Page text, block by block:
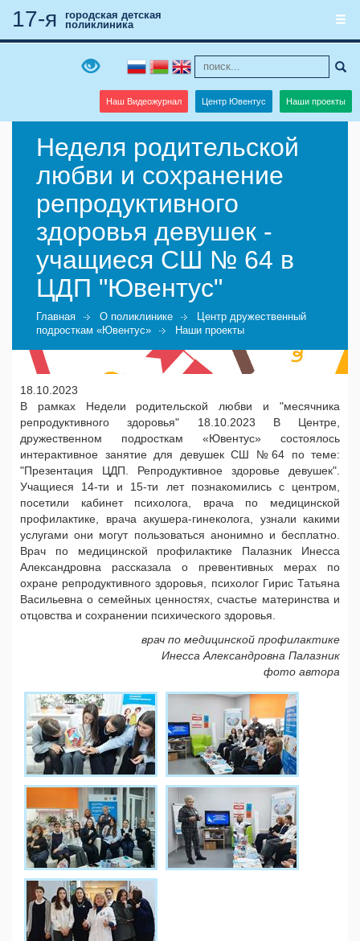
Наш Видеожурнал Центр Ювентус Наши проекты
17-я
городская детская
поликлиника
Неделя родительской
любви и сохранение
репродуктивного
здоровья девушек -
учащиеся СШ № 64 в
ЦДП "Ювентус"
Главная О поликлинике
Центр дружественный
подросткам «Ювентус»
Наши проекты
18.10.2023
В рамках Недели родительской любви и "месячника
репродуктивного здоровья" 18.10.2023 В Центре,
дружественном подросткам «Ювентус» состоялось
интерактивное занятие для девушек СШ №64 по теме:
"Презентация ЦДП. Репродуктивное здоровье девушек".
Учащиеся 14-ти и 15-ти лет познакомились с центром,
посетили кабинет психолога, врача по медицинской
профилактике, врача акушера-гинеколога, узнали какими
услугами они могут пользоваться анонимно и бесплатно.
Врач по медицинской профилактике Палазник Инесса
Александровна рассказала о превентивных мерах по
охране репродуктивного здоровья, психолог Гирис Татьяна
Васильевна о семейных ценностях, счастье материнства и
отцовства и сохранении психического здоровья.
врач по медицинской профилактике
Инесса Александровна Палазник
фото автора